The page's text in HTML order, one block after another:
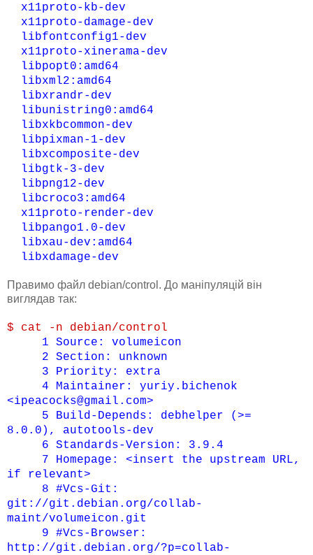
x11proto-kb-dev
x11proto-damage-dev
libfontconfig1-dev
x11proto-xinerama-dev
libpopt0:amd64
libxml2:amd64
libxrandr-dev
libunistring0:amd64
libxkbcommon-dev
libpixman-1-dev
libxcomposite-dev
libgtk-3-dev
libpng12-dev
libcroco3:amd64
x11proto-render-dev
libpango1.0-dev
libxau-dev:amd64
libxdamage-dev
Правимо файл debian/control. До маніпуляцій він
виглядав так:
$ cat -n debian/control
1
Source: volumeicon
2
Section: unknown
3
Priority: extra
4
Maintainer: yuriy.bichenok
<ipeacocks@gmail.com>
5
Build-Depends: debhelper (>=
8.0.0), autotools-dev
6
Standards-Version: 3.9.4
7
Homepage: <insert the upstream URL,
if relevant>
8
#Vcs-Git:
git://git.debian.org/collab-
maint/volumeicon.git
9
#Vcs-Browser:
http://git.debian.org/?p=collab-